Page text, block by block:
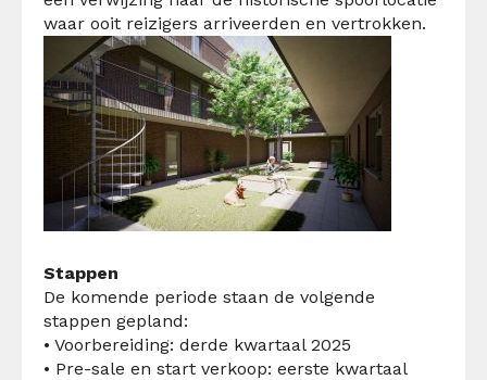
waar ooit reizigers arriveerden en vertrokken.
Stappen
De komende periode staan de volgende
stappen gepland:
• Voorbereiding: derde kwartaal 2025
• ⁠Pre-sale en start verkoop: eerste kwartaal